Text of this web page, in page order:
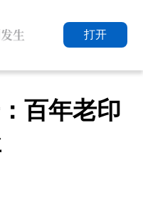
打开
百年老印